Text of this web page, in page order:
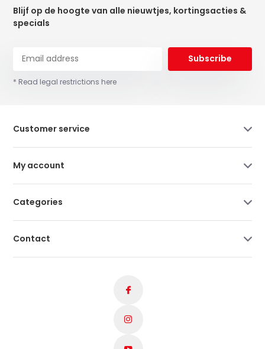
Blijf op de hoogte van alle nieuwtjes, kortingsacties &
specials
Subscribe
* Read legal restrictions here
Customer service
My account
Categories
Contact